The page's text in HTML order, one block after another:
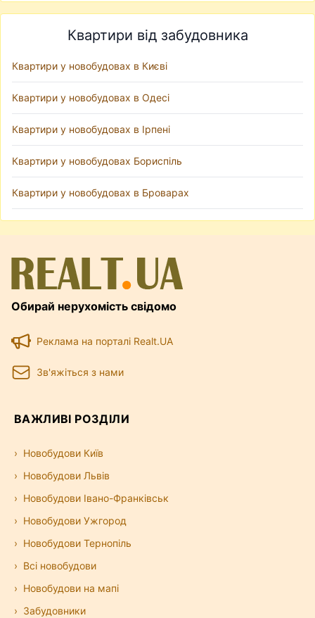
Квартири від забудовника
Квартири у новобудовах в Києві
Квартири у новобудовах в Одесі
Квартири у новобудовах в Ірпені
Квартири у новобудовах Бориспіль
Квартири у новобудовах в Броварах
Обирай нерухомість свідомо
Реклама на порталі Realt.UA
Зв'яжіться з нами
ВАЖЛИВІ РОЗДІЛИ
Новобудови Київ
Новобудови Львів
Новобудови Івано-Франківськ
Новобудови Ужгород
Новобудови Тернопіль
Всі новобудови
Новобудови на мапі
Забудовники